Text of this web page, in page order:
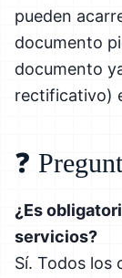
pueden
documento
documento
rectificativo)
❓
¿Es
servicios?
Sí. Todos los